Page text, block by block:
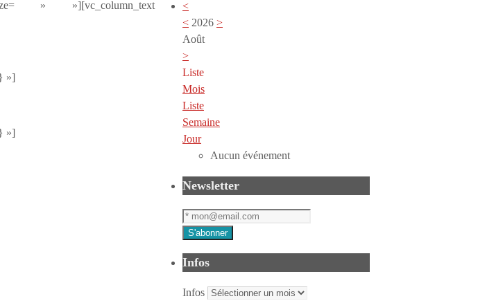
» »][vc_column_text
»]
»]
<
< 2026 >
Août
>
Liste
Mois
Liste
Semaine
Jour
Aucun événement
Newsletter
Infos
Infos